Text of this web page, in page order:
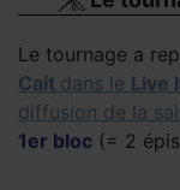
Le tournage a
Cait dans le Live
diffusion de la
1er bloc (= 2